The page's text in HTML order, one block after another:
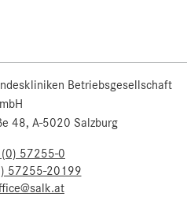
Betriebsgesellschaft
mbH
48, A-5020 Salzburg
57255-0
57255-20199